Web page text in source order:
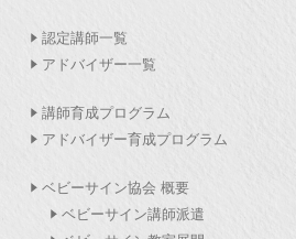
認定講師一覧
アドバイザー一覧
講師育成プログラム
アドバイザー育成プログラム
ベビーサイン協会 概要
ベビーサイン講師派遣